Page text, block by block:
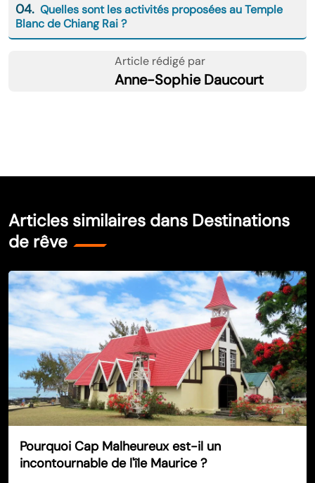
04. Quelles sont les activités proposées au Temple
Blanc de Chiang Rai ?
Article rédigé par
Anne-Sophie Daucourt
Articles similaires dans Destinations
de rêve
Pourquoi Cap Malheureux est-il un
incontournable de l'île Maurice ?